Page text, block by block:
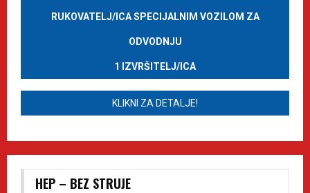
RUKOVATELJ/ICA SPECIJALNIM VOZILOM ZA
ODVODNJU
1 IZVRŠITELJ/ICA
KLIKNI ZA DETALJE!
HEP – BEZ STRUJE